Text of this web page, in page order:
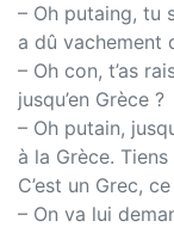
– Oh putaing, tu
a dû vachement
– Oh con, t’as
jusqu’en Grèce ?
– Oh putain,
à la Grèce.
C’est un Grec,
– On va lui